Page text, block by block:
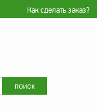
Как сделать заказ?
Искать
поиск